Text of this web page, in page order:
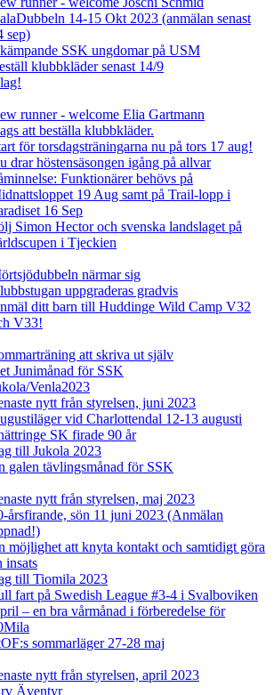
14-15 Okt 2023 (anmälan senast
sep)
SSK ungdomar på USM
klubbkläder senast 14/9
runner - welcome Elia Gartmann
att beställa klubbkläder.
för torsdagsträningarna nu på tors 17 aug!
drar höstensäsongen igång på allvar
Funktionärer behövs på
19 Aug samt på Trail-lopp i
16 Sep
Simon Hector och svenska landslaget på
i Tjeckien
närmar sig
uppgraderas gradvis
ditt barn till Huddinge Wild Camp V32
V33!
att skriva ut själv
Junimånad för SSK
Venla2023
nytt från styrelsen, juni 2023
vid Charlottendal 12-13 augusti
SK firade 90 år
till Jukola 2023
galen tävlingsmånad för SSK
nytt från styrelsen, maj 2023
årsfirande, sön 11 juni 2023 (Anmälan
möjlighet att knyta kontakt och samtidigt göra
insats
till Tiomila 2023
fart på Swedish League #3-4 i Svalboviken
– en bra vårmånad i förberedelse för
sommarläger 27-28 maj
nytt från styrelsen, april 2023
Äventyr